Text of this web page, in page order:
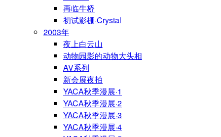
再临牛桥
初试影棚·Crystal
2003年
夜上白云山
动物园影的动物大头相
AV系列
新会展夜拍
YACA秋季漫展·1
YACA秋季漫展·2
YACA秋季漫展·3
YACA秋季漫展·4